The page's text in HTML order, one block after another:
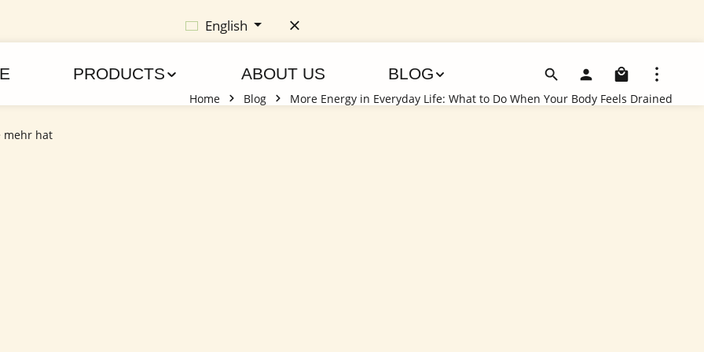
English
PRODUCTS ABOUT US BLOG
Home Blog More Energy in Everyday Life: What to Do When Your Body Feels Drained